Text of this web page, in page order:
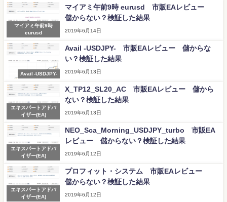
マイアミ午前9時
eurusd
マイアミ午前9時 eurusd 市販EAレビュー
儲からない？検証した結果
2019年6月14日
Avail -USDJPY-
Avail -USDJPY- 市販EAレビュー 儲からな
い？検証した結果
2019年6月13日
エキスパートアドバ
イザー(EA)
X_TP12_SL20_AC 市販EAレビュー 儲から
ない？検証した結果
2019年6月13日
エキスパートアドバ
イザー(EA)
NEO_Sca_Morning_USDJPY_turbo 市販EA
レビュー 儲からない？検証した結果
2019年6月12日
エキスパートアドバ
イザー(EA)
プロフィット・システム 市販EAレビュー
儲からない？検証した結果
2019年6月12日